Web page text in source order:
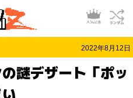
2022年8月12日
謎デザート「ポッ